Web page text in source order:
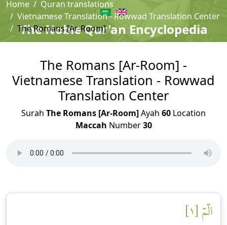
The Noble Qur'an Encyclopedia
Home
Quran translations
Vietnamese Translation - Rowwad Translation Center
The Romans [Ar-Room]
The Romans [Ar-Room] -
Vietnamese Translation - Rowwad
Translation Center
Surah The Romans [Ar-Room]Ayah 60 Location
Maccah Number30
الٓمٓ [١]